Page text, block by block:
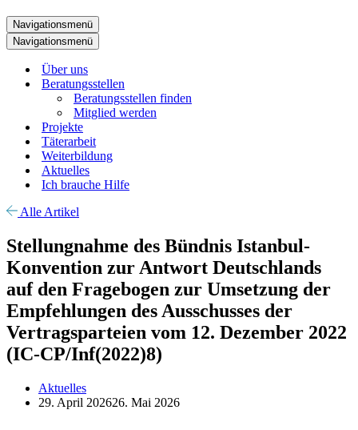
Navigationsmenü
Navigationsmenü
Über uns
Beratungsstellen
Beratungsstellen finden
Mitglied werden
Projekte
Täterarbeit
Weiterbildung
Aktuelles
Ich brauche Hilfe
Alle Artikel
Stellungnahme des Bündnis Istanbul-
Konvention zur Antwort Deutschlands
auf den Fragebogen zur Umsetzung der
Empfehlungen des Ausschusses der
Vertragsparteien vom 12. Dezember 2022
(IC-CP/Inf(2022)8)
Aktuelles
29. April 202626. Mai 2026